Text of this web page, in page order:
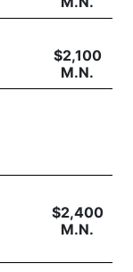
$2,100
M.N.
$2,400
M.N.